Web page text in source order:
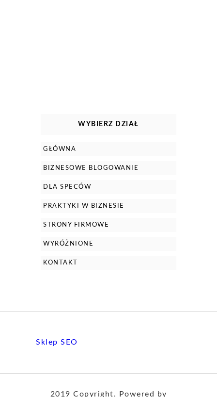
WYBIERZ DZIAŁ
GŁÓWNA
BIZNESOWE BLOGOWANIE
DLA SPECÓW
PRAKTYKI W BIZNESIE
STRONY FIRMOWE
WYRÓŻNIONE
KONTAKT
Sklep SEO
2019 Copyright. Powered by